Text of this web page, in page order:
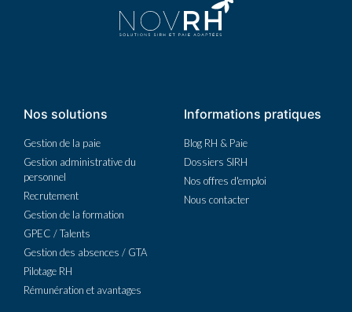
Nos solutions
Gestion de la paie
Gestion administrative du
personnel
Recrutement
Gestion de la formation
GPEC / Talents
Gestion des absences / GTA
Pilotage RH
Rémunération et avantages
Informations pratiques
Blog RH & Paie
Dossiers SIRH
Nos offres d'emploi
Nous contacter